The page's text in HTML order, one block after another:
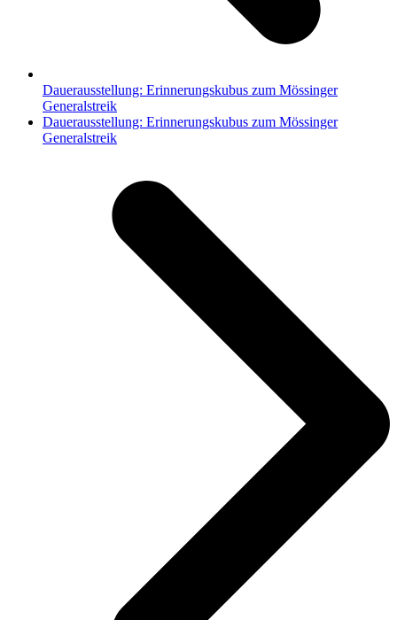
Dauerausstellung: Erinnerungskubus zum Mössinger
Generalstreik
Nächster
Beitrag:
Dauerausstellung: Erinnerungskubus zum Mössinger
Generalstreik